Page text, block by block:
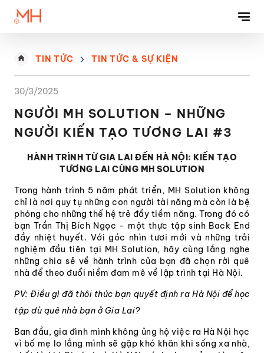
Nền Tảng Phân Tích Dữ Liệu (versatica Data Mining
Mạng Quảng Cáo (ai Ad Network)
Mạng Xã Hội Ngành (vertical Social Network)
Giám Sát Truyền Thông Mạng Xã Hội (social Listening)
TIN TỨC TIN TỨC & SỰ KIỆN
30/3/2025
NGƯỜI MH SOLUTION – NHỮNG
NGƯỜI KIẾN TẠO TƯƠNG LAI #3
HÀNH TRÌNH TỪ GIA LAI ĐẾN HÀ NỘI: KIẾN TẠO
TƯƠNG LAI CÙNG MH SOLUTION
Trong hành trình 5 năm phát triển, MH Solution không
chỉ là nơi quy tụ những con người tài năng mà còn là bệ
phóng cho những thế hệ trẻ đầy tiềm năng. Trong đó có
bạn Trần Thị Bích Ngọc - một thực tập sinh Back End
đầy nhiệt huyết. Với góc nhìn tươi mới và những trải
nghiệm đầu tiên tại MH Solution, hãy cùng lắng nghe
những chia sẻ về hành trình của bạn đã chọn rời quê
nhà để theo đuổi niềm đam mê về lập trình tại Hà Nội.
PV: Điều gì đã thôi thúc bạn quyết định ra Hà Nội để học
tập dù quê nhà bạn ở Gia Lai?
Ban đầu, gia đình mình không ủng hộ việc ra Hà Nội học
vì bố mẹ lo lắng mình sẽ gặp khó khăn khi sống xa nhà,